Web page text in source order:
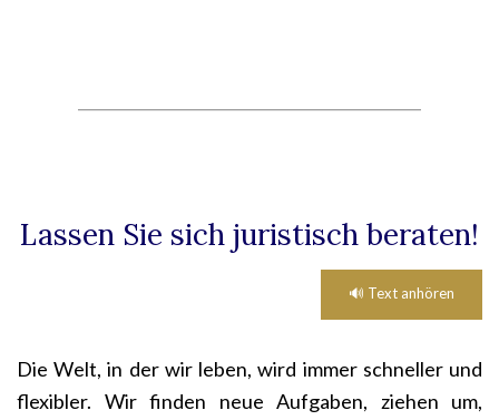
Lassen Sie sich juristisch beraten!
🔊 Text anhören
Die Welt, in der wir leben, wird immer schneller und
flexibler. Wir finden neue Aufgaben, ziehen um,